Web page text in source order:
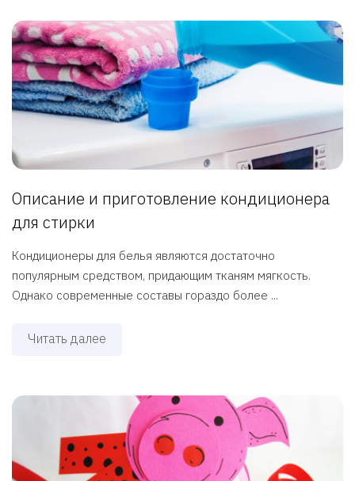
Описание и приготовление кондиционера
для стирки
Кондиционеры для белья являются достаточно
популярным средством, придающим тканям мягкость.
Однако современные составы гораздо более ...
Читать далее